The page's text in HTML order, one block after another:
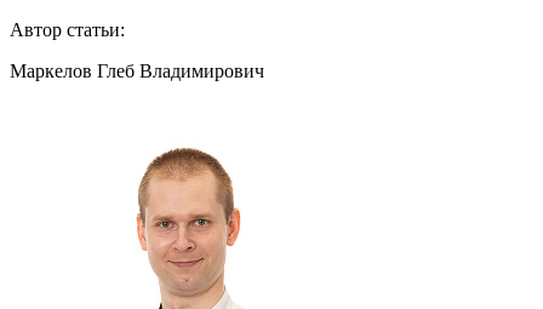
Автор статьи:
Маркелов Глеб Владимирович